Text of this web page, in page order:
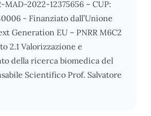
MAD-2022-12375656 – CUP:
- Finanziato dall’Unione
Generation EU – PNRR M6C2
2.1 Valorizzazione e
della ricerca biomedica del
Scientifico Prof. Salvatore